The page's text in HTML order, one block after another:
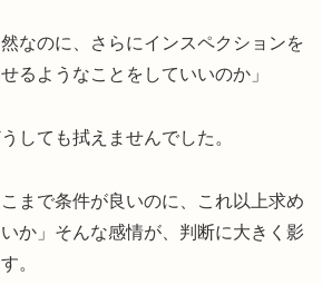
然なのに、さらにインスペクションを
るようなことをしていいのか」
しても拭えませんでした。
まで条件が良いのに、これ以上求め
か」そんな感情が、判断に大きく影
。